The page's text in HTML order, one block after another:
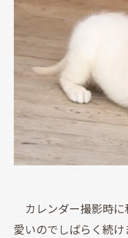
カレンダー撮影時に
愛いのでしばらく続